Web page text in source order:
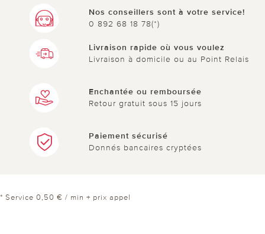
Merci beaucoup pour votre gentil commentaire.
Nous sommes ravis que la boîte à pain de mie
vous plaise autant et que sa finition soignée vous
ait convaincu. Nous vous souhaitons de continuer
pas utile
Nos conseillers sont à votre service!
0 892 68 18 78(*)
Livraison rapide où vous voulez
Livraison à domicile ou au Point Relais
Enchantée ou remboursée
Retour gratuit sous 15 jours
Paiement sécurisé
Donnés bancaires cryptées
* Service 0,50 € / min + prix appel